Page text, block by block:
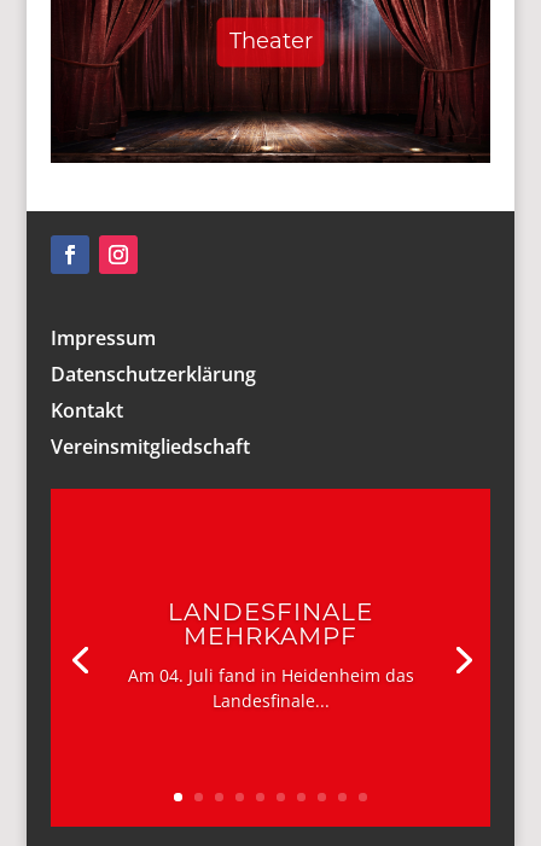
Theater
Impressum
Datenschutzerklärung
Kontakt
Vereinsmitgliedschaft
LANDESFINALE
MEHRKAMPF
Am 04. Juli fand in Heidenheim das
Landesfinale...